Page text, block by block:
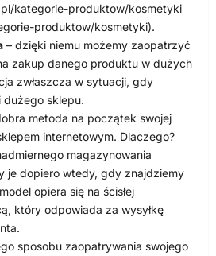
kategorie-produktow/kosmetyki
produktow/kosmetyki).
– dzięki niemu możemy zaopatrzyć
zakup danego produktu w dużych
zwłaszcza w sytuacji, gdy
dużego sklepu.
metoda na początek swojej
internetowym. Dlaczego?
magazynowania
je dopiero wtedy, gdy znajdziemy
opiera się na ścisłej
który odpowiada za wysyłkę
sposobu zaopatrywania swojego